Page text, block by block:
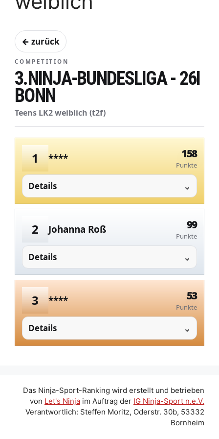
← zurück
COMPETITION
3.NINJA-BUNDESLIGA - 26I
BONN
Teens LK2 weiblich (t2f)
1 **** 158
Punkte
Details
2 Johanna Roß 99
Punkte
Details
3 **** 53
Punkte
Details
Das Ninja-Sport-Ranking wird erstellt und betrieben
von Let's Ninja im Auftrag der IG Ninja-Sport n.e.V.
Verantwortlich: Steffen Moritz, Oderstr. 30b, 53332
Bornheim